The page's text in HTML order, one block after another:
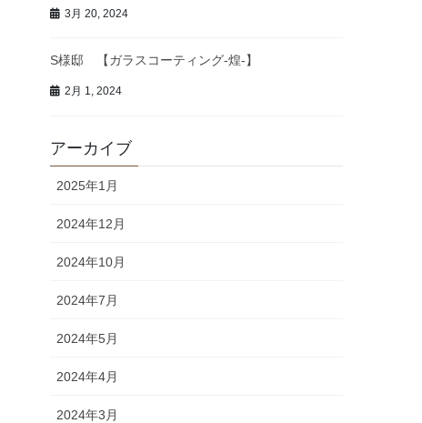
3月 20, 2024
S様邸 【ガラスコーティング-煌-】
2月 1, 2024
アーカイブ
2025年1月
2024年12月
2024年10月
2024年7月
2024年5月
2024年4月
2024年3月